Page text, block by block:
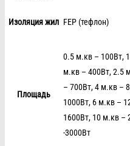
Изоляция жил FEP (тефлон)
Площадь
0.5 м.кв – 100Вт,
м.кв – 400Вт, 2.5
– 700Вт, 4 м.кв –
1000Вт, 6 м.кв –
1600Вт, 10 м.кв –
-3000Вт